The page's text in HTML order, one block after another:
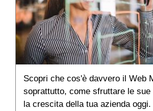
Scopri che cos'è davvero il Web
soprattutto, come sfruttare le sue
la crescita della tua azienda oggi.